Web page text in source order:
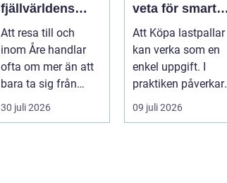
fjällvärldens
hjärta
Att resa till och
inom Åre handlar
ofta om mer än att
bara ta sig från
punkt A till B. Vädret
skifta...
30 juli 2026
veta för smarta
och hållbara val
Att Köpa lastpallar
kan verka som en
enkel uppgift. I
praktiken påverkar
valet av pall hela
09 juli 2026